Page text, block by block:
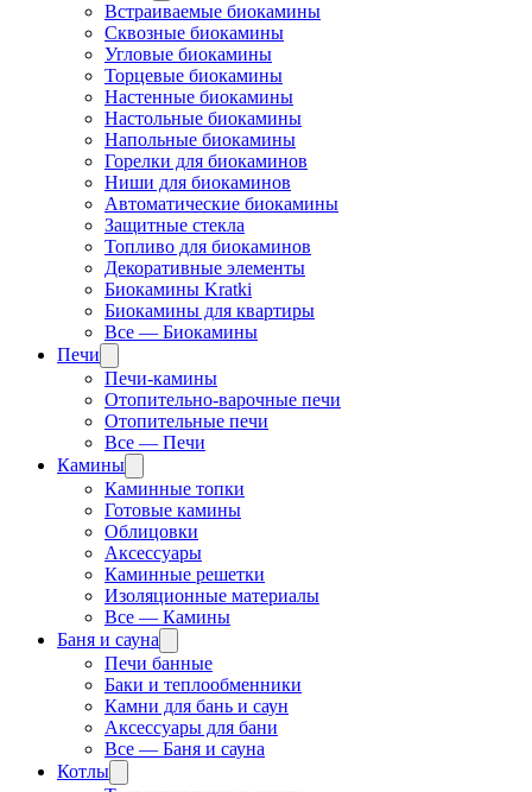
Встраиваемые биокамины
Сквозные биокамины
Угловые биокамины
Торцевые биокамины
Настенные биокамины
Настольные биокамины
Напольные биокамины
Горелки для биокаминов
Ниши для биокаминов
Автоматические биокамины
Защитные стекла
Топливо для биокаминов
Декоративные элементы
Биокамины Kratki
Биокамины для квартиры
Все — Биокамины
Печи
Печи-камины
Отопительно-варочные печи
Отопительные печи
Все — Печи
Камины
Каминные топки
Готовые камины
Облицовки
Аксессуары
Каминные решетки
Изоляционные материалы
Все — Камины
Баня и сауна
Печи банные
Баки и теплообменники
Камни для бань и саун
Аксессуары для бани
Все — Баня и сауна
Котлы